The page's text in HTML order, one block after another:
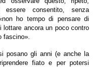
essere consentito, senza
ho tempo di pensare di
ancora un poco contro
fascino».
posano gli anni (e anche la
fiato e per potersi